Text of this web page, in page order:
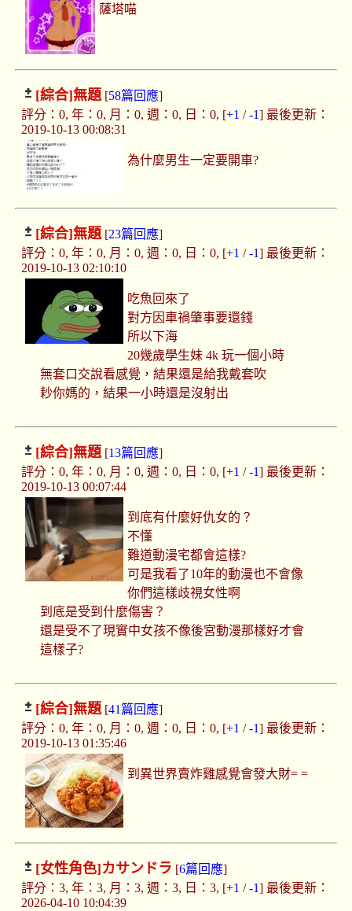
薩塔喵
[綜合]無題[58篇回應]
評分：0, 年：0, 月：0, 週：0, 日：0, [+1 /-1] 最後更新：
2019-10-13 00:08:31
為什麼男生一定要開車?
[綜合]無題[23篇回應]
評分：0, 年：0, 月：0, 週：0, 日：0, [+1 /-1] 最後更新：
2019-10-13 02:10:10
吃魚回來了
對方因車禍肇事要還錢
所以下海
20幾歲學生妹 4k 玩一個小時
無套口交說看感覺，結果還是給我戴套吹
耖你媽的，結果一小時還是沒射出
[綜合]無題[13篇回應]
評分：0, 年：0, 月：0, 週：0, 日：0, [+1 /-1] 最後更新：
2019-10-13 00:07:44
到底有什麼好仇女的？
不懂
難道動漫宅都會這樣?
可是我看了10年的動漫也不會像
你們這樣歧視女性啊
到底是受到什麼傷害？
還是受不了現實中女孩不像後宮動漫那樣好才會
這樣子?
[綜合]無題[41篇回應]
評分：0, 年：0, 月：0, 週：0, 日：0, [+1 /-1] 最後更新：
2019-10-13 01:35:46
到異世界賣炸雞感覺會發大財= =
[女性角色]カサンドラ [6篇回應]
評分：3, 年：3, 月：3, 週：3, 日：3, [+1 /-1] 最後更新：
2026-04-10 10:04:39